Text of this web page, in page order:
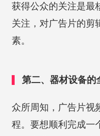
获得公众的关注是最
关注，对广告片的剪
素。
第二、器材设备的
众所周知，广告片视
程。要想顺利完成一